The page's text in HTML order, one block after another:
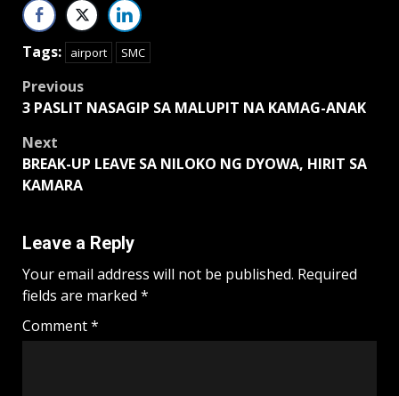
Tags: airport SMC
Post
Previous
3 PASLIT NASAGIP SA MALUPIT NA KAMAG-ANAK
Next
BREAK-UP LEAVE SA NILOKO NG DYOWA, HIRIT SA
KAMARA
Leave a Reply
Your email address will not be published. Required
fields are marked *
Comment*